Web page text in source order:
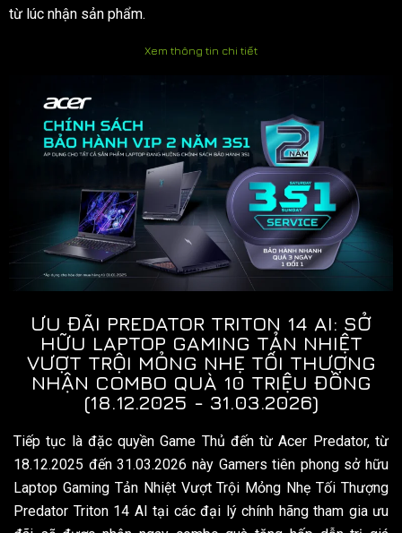
từ lúc nhận sản phẩm.
Xem thông tin chi tiết
ƯU ĐÃI PREDATOR TRITON 14 AI: SỞ
HỮU LAPTOP GAMING TẢN NHIỆT
VƯỢT TRỘI MỎNG NHẸ TỐI THƯỢNG
NHẬN COMBO QUÀ 10 TRIỆU ĐỒNG
(18.12.2025 - 31.03.2026)
Tiếp tục là đặc quyền Game Thủ đến từ Acer Predator, từ
18.12.2025 đến 31.03.2026 này Gamers tiên phong sở hữu
Laptop Gaming Tản Nhiệt Vượt Trội Mỏng Nhẹ Tối Thượng
Predator Triton 14 AI tại các đại lý chính hãng tham gia ưu